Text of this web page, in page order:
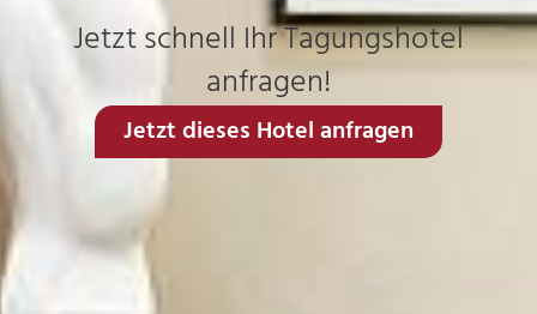
Jetzt schnell Ihr Tagungshotel
anfragen!
Jetzt dieses Hotel anfragen